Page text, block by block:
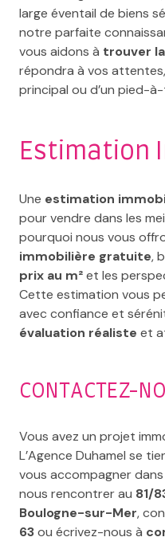
large éventail de biens
notre parfaite
vous aidons à trouver
répondra à vos attentes,
principal ou d’un pied-
Estimation
Une estimation
pour vendre dans les
pourquoi nous vous
immobilière gratuite,
prix au m²et les
Cette estimation vous
avec confiance et
évaluation réaliste et
CONTACTEZ-
Vous avez un projet
L’Agence Duhamel se
vous accompagner
nous rencontrer au 81/
Boulogne-sur-Mer,
63ou écrivez-nous à